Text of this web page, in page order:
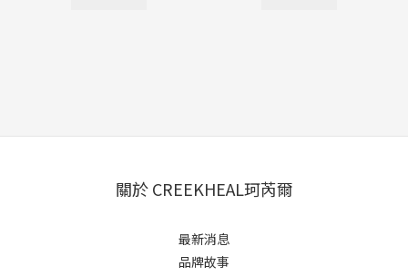
關於 CREEKHEAL珂芮爾
最新消息
品牌故事